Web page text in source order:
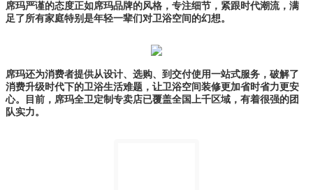
席玛严谨的态度正如席玛品牌的风格，专注细节，紧跟时代潮流，满
足了所有家庭特别是年轻一辈们对卫浴空间的幻想。
席玛还为消费者提供从设计、选购、到交付使用一站式服务 ，破解了
消费升级时代下的卫浴生活难题，让卫浴空间装修更加省时省力更安
心。目前， 席玛全卫定制专卖店已覆盖全国上千区域，有着很强的团
队实力。